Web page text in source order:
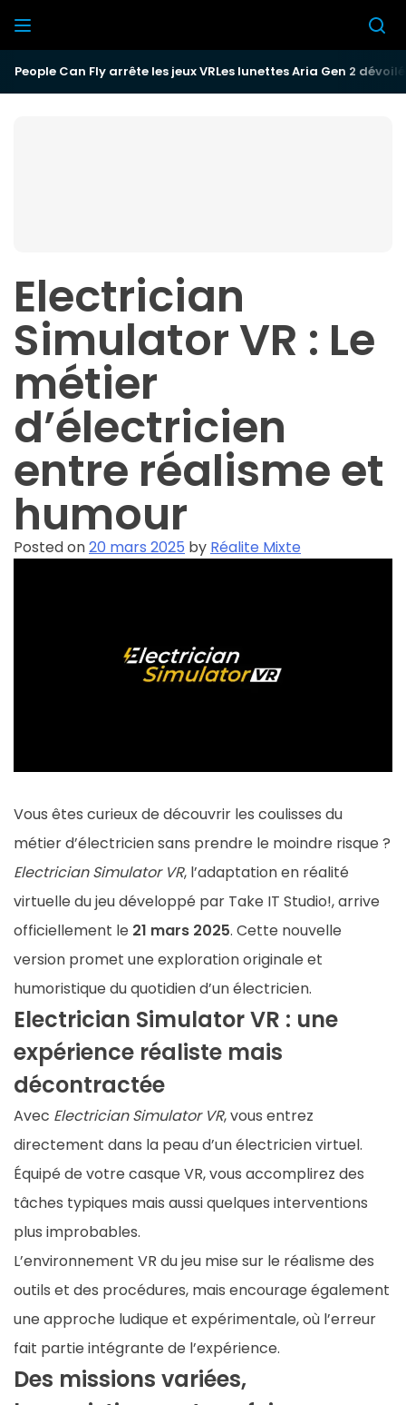
au
contenuRéalité
Mixte
People Can Fly arrête les jeux VRLes lunettes Aria Gen 2
Electrician
Simulator VR : Le
métier
d’électricien
entre réalisme et
humour
Posted on20 mars 2025 by Réalite Mixte
Vous êtes curieux de découvrir les coulisses du
métier d’électricien sans prendre le moindre risque ?
Electrician Simulator VR, l’adaptation en réalité
virtuelle du jeu développé par Take IT Studio!, arrive
officiellement le 21 mars 2025. Cette nouvelle
version promet une exploration originale et
humoristique du quotidien d’un électricien.
Electrician Simulator VR : une
expérience réaliste mais
décontractée
Avec Electrician Simulator VR, vous entrez
directement dans la peau d’un électricien virtuel.
Équipé de votre casque VR, vous accomplirez des
tâches typiques mais aussi quelques interventions
plus improbables.
L’environnement VR du jeu mise sur le réalisme des
outils et des procédures, mais encourage également
une approche ludique et expérimentale, où l’erreur
fait partie intégrante de l’expérience.
Des missions variées,